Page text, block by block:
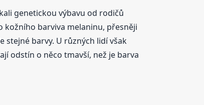
genetickou výbavu od rodičů
barviva melaninu, přesněji
stejné barvy. U různých lidí však
odstín o něco tmavší, než je barva